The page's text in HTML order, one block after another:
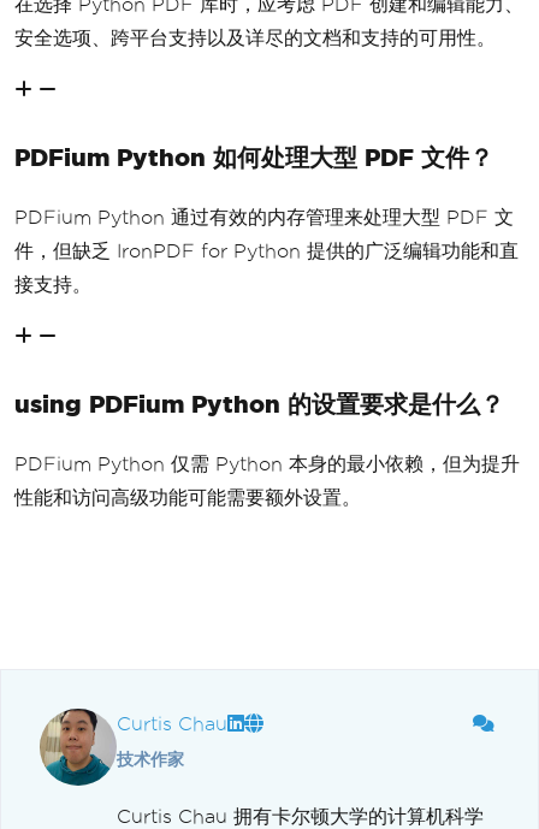
在选择 Python PDF 库时，应考虑 PDF 创建和编辑能力、
安全选项、跨平台支持以及详尽的文档和支持的可用性。
PDFium Python 如何处理大型 PDF 文件？
PDFium Python 通过有效的内存管理来处理大型 PDF 文
件，但缺乏 IronPDF for Python 提供的广泛编辑功能和直
接支持。
using PDFium Python 的设置要求是什么？
PDFium Python 仅需 Python 本身的最小依赖，但为提升
性能和访问高级功能可能需要额外设置。
Curtis Chau
技术作家
Curtis Chau 拥有卡尔顿大学的计算机科学